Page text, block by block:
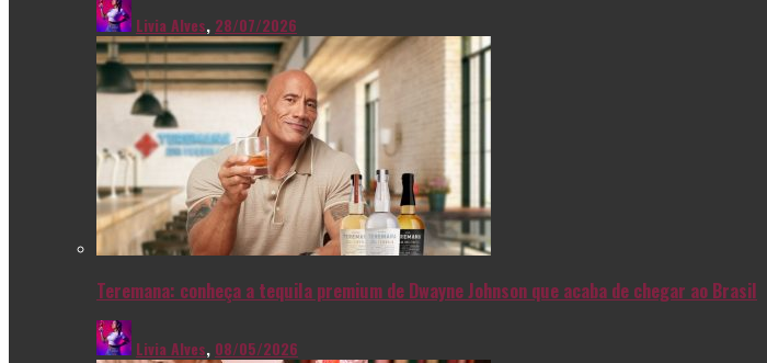
Livia Alves, 28/07/2026
Teremana: conheça a tequila premium de Dwayne Johnson que acaba de chegar ao Brasil
Livia Alves, 08/05/2026